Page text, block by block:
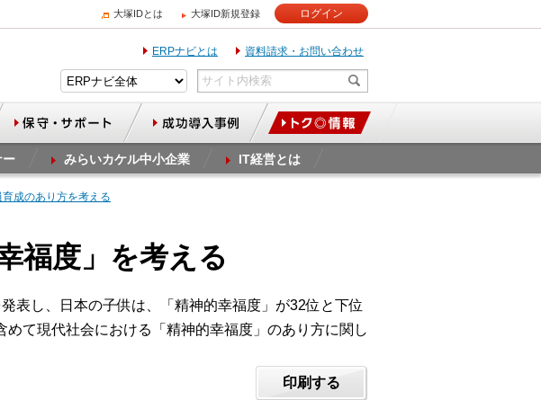
大塚IDとは 大塚ID新規登録 ログイン
ERPナビとは 資料請求・お問い合わせ
ー みらいカケル中小企業 IT経営とは
成のあり方を考える
福度」を考える
表し、日本の子供は、「精神的幸福度」が32位と下位
て現代社会における「精神的幸福度」のあり方に関し
印刷する